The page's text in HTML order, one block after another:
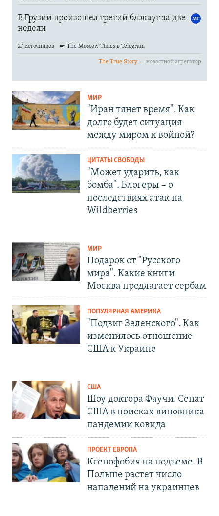
МИР
"Иран тянет время". Как
долго будет ситуация
между миром и войной?
ЦИТАТЫ СВОБОДЫ
"Может ударить, как
бомба". Блогеры – о
последствиях атак на
Wildberries
МИР
Подарок от "Русского
мира". Какие книги
Москва предлагает сербам
ПОПУЛЯРНАЯ АМЕРИКА
"Подвиг Зеленского". Как
изменилось отношение
США к Украине
США
Шоу доктора Фаучи. Сенат
США в поисках виновника
пандемии ковида
ПРОЕКТ ЕВРОПА
Ксенофобия на подъеме. В
Польше растет число
нападений на украинцев